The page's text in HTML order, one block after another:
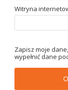
Witryna
Zapisz moje
wypełnić dane